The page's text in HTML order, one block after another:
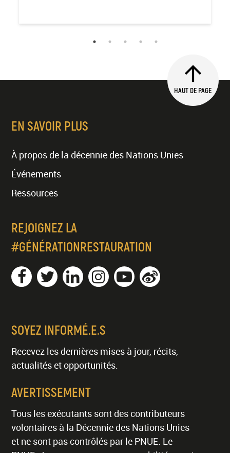
HAUT DE PAGE
EN SAVOIR PLUS
À propos de la décennie des Nations Unies
Événements
Ressources
REJOIGNEZ LA
#GÉNÉRATIONRESTAURATION
SOYEZ INFORMÉ.E.S
Recevez les dernières mises à jour, récits,
actualités et opportunités.
AVERTISSEMENT
Tous les exécutants sont des contributeurs
volontaires à la Décennie des Nations Unies
et ne sont pas contrôlés par le PNUE. Le